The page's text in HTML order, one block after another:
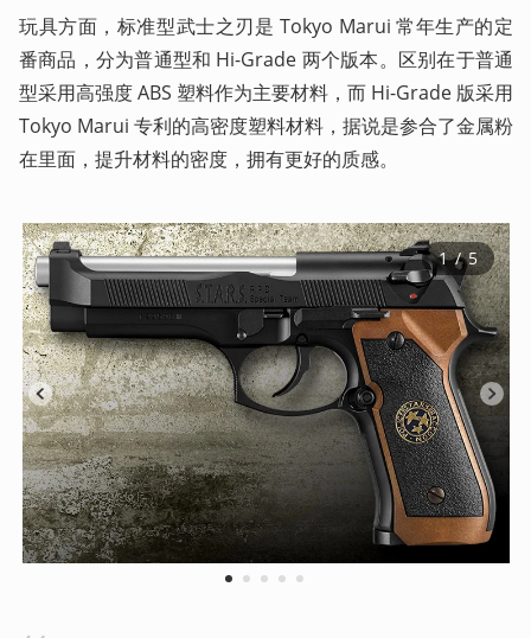
玩具方面，标准型武士之刃是 Tokyo Marui 常年生产的定
番商品，分为普通型和 Hi-Grade 两个版本。区别在于普通
型采用高强度 ABS 塑料作为主要材料，而 Hi-Grade 版采用
Tokyo Marui 专利的高密度塑料材料，据说是参合了金属粉
在里面，提升材料的密度，拥有更好的质感。
1 2 3 4 5
1 / 5